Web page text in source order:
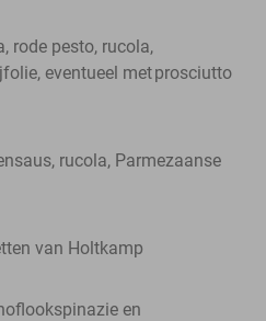
rode pesto, rucola,
eventueel metprosciutto
rucola, Parmezaanse
van Holtkamp
en